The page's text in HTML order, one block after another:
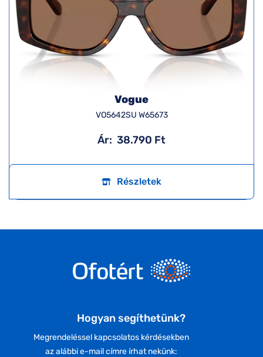
Vogue
VO5642SU W65673
Ár: 38.790 Ft
Részletek
Hogyan segíthetünk?
Megrendeléssel kapcsolatos kérdésekben
az alábbi e-mail címre írhat nekünk: